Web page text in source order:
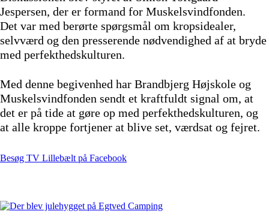
Jespersen, der er formand for Muskelsvindfonden.
Det var med berørte spørgsmål om kropsidealer,
selvværd og den presserende nødvendighed af at bryde
med perfekthedskulturen.
Med denne begivenhed har Brandbjerg Højskole og
Muskelsvindfonden sendt et kraftfuldt signal om, at
det er på tide at gøre op med perfekthedskulturen, og
at alle kroppe fortjener at blive set, værdsat og fejret.
Besøg TV Lillebælt på Facebook